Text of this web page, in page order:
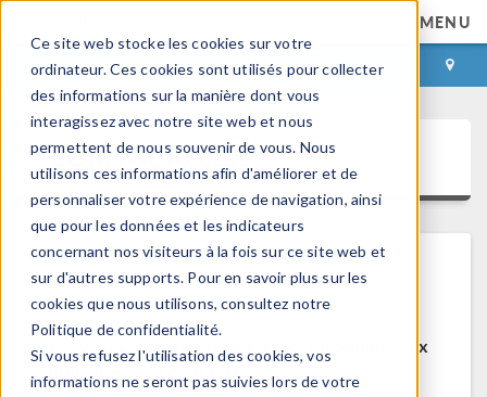
Ce site web stocke les cookies sur votre
ordinateur. Ces cookies sont utilisés pour collecter
des informations sur la manière dont vous
interagissez avec notre site web et nous
permettent de nous souvenir de vous. Nous
utilisons ces informations afin d'améliorer et de
personnaliser votre expérience de navigation, ainsi
que pour les données et les indicateurs
concernant nos visiteurs à la fois sur ce site web et
sur d'autres supports. Pour en savoir plus sur les
cookies que nous utilisons, consultez notre
Politique de confidentialité.
Si vous refusez l'utilisation des cookies, vos
informations ne seront pas suivies lors de votre
MENU
CONNEXION CONTACT
COMSOL Access
Bienvenue sur COMSOL Access
COMSOL Access est un service disponible aux
utilisateurs et contacts.